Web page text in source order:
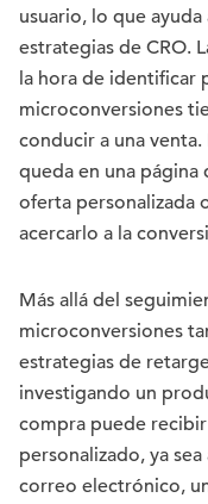
usuario, lo que ayuda
estrategias de CRO.
la hora de identificar
microconversiones
conducir a una
queda en una página
oferta personalizada
acercarlo a la
Más allá del
microconversiones
estrategias de
investigando un
compra puede
personalizado, ya
correo electrónico,